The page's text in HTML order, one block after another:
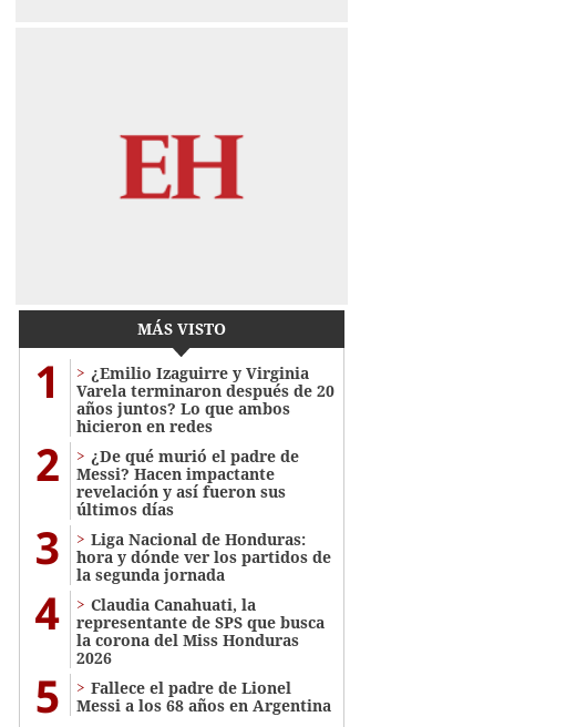
MÁS VISTO
1
¿Emilio Izaguirre y Virginia
Varela terminaron después de 20
años juntos? Lo que ambos
hicieron en redes
2
¿De qué murió el padre de
Messi? Hacen impactante
revelación y así fueron sus
últimos días
3
Liga Nacional de Honduras:
hora y dónde ver los partidos de
la segunda jornada
4
Claudia Canahuati, la
representante de SPS que busca
la corona del Miss Honduras
2026
5
Fallece el padre de Lionel
Messi a los 68 años en Argentina